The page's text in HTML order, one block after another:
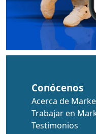
Conócenos
Acerca de
Trabajar en
Testimonios